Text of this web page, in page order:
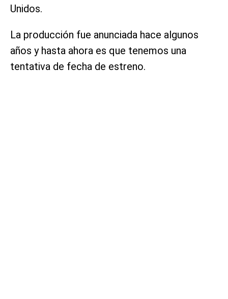
Unidos.
La producción fue anunciada hace algunos
años y hasta ahora es que tenemos una
tentativa de fecha de estreno.